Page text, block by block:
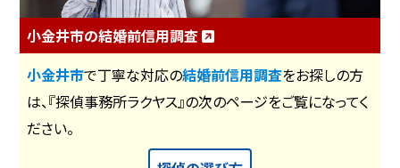
小金井市の結婚前信用調査
小金井市で丁寧な対応の結婚前信用調査をお探しの方
は、『探偵事務所ラクヤス』の次のページをご覧になってく
ださい。